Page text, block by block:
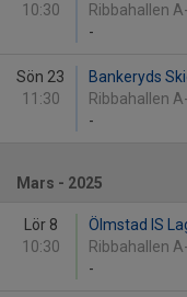
10:30
Ribbahallen
-
Sön 23
11:30
Bankeryds
Ribbahallen
-
Mars - 2025
Lör 8
10:30
Ölmstad IS
Ribbahallen
-